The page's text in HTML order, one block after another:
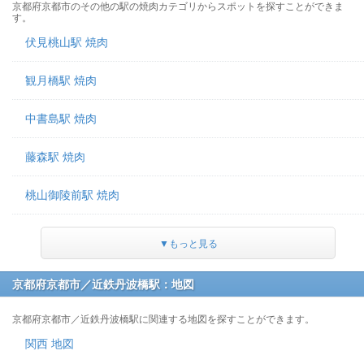
京都府京都市のその他の駅の焼肉カテゴリからスポットを探すことができま
す。
伏見桃山駅 焼肉
観月橋駅 焼肉
中書島駅 焼肉
藤森駅 焼肉
桃山御陵前駅 焼肉
▼もっと見る
京都府京都市／近鉄丹波橋駅：地図
京都府京都市／近鉄丹波橋駅に関連する地図を探すことができます。
関西 地図